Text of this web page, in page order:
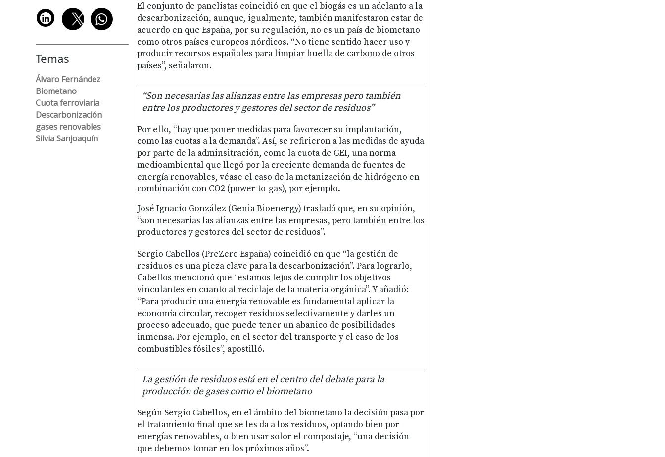
Temas
Álvaro Fernández
Biometano
Cuota ferroviaria
Descarbonización
gases renovables
Silvia Sanjoaquín
El conjunto de panelistas coincidió en que el biogás es un adelanto a la
descarbonización, aunque, igualmente, también manifestaron estar de
acuerdo en que España, por su regulación, no es un país de biometano
como otros países europeos nórdicos. “No tiene sentido hacer uso y
producir recursos españoles para limpiar huella de carbono de otros
países”, señalaron.
“Son necesarias las alianzas entre las empresas pero también
entre los productores y gestores del sector de residuos”
Por ello, “hay que poner medidas para favorecer su implantación,
como las cuotas a la demanda”. Así, se refirieron a las medidas de ayuda
por parte de la adminsitración, como la cuota de GEI, una norma
medioambiental que llegó por la creciente demanda de fuentes de
energía renovables, véase el caso de la metanización de hidrógeno en
combinación con CO2 (power-to-gas), por ejemplo.
José Ignacio González (Genia Bioenergy) trasladó que, en su opinión,
“son necesarias las alianzas entre las empresas, pero también entre los
productores y gestores del sector de residuos”.
Sergio Cabellos (PreZero España) coincidió en que “la gestión de
residuos es una pieza clave para la descarbonización”. Para lograrlo,
Cabellos mencionó que “estamos lejos de cumplir los objetivos
vinculantes en cuanto al reciclaje de la materia orgánica”. Y añadió:
“Para producir una energía renovable es fundamental aplicar la
economía circular, recoger residuos selectivamente y darles un
proceso adecuado, que puede tener un abanico de posibilidades
inmensa. Por ejemplo, en el sector del transporte y el caso de los
combustibles fósiles”, apostilló.
La gestión de residuos está en el centro del debate para la
producción de gases como el biometano
Según Sergio Cabellos, en el ámbito del biometano la decisión pasa por
el tratamiento final que se les da a los residuos, optando bien por
energías renovables, o bien usar solor el compostaje, “una decisión
que debemos tomar en los próximos años”.